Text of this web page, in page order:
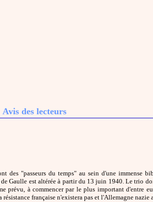
Avis des lecteurs
des "passeurs du temps" au sein d'une immense
Gaulle est altérée à partir du 13 juin 1940. Le trio
prévu, à commencer par le plus important d'entre
résistance française n'existera pas et l'Allemagne